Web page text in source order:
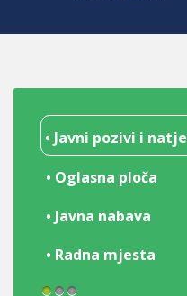
• Javni pozivi i
• Oglasna ploča
• Javna nabava
• Radna mjesta